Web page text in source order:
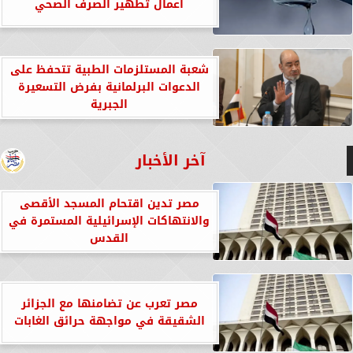
أعمال تطهير الصرف الصحي
شعبة المستلزمات الطبية تتحفظ على
الدعوات البرلمانية بفرض التسعيرة
الجبرية
آخر الأخبار
مصر تدين اقتحام المسجد الأقصى
والانتهاكات الإسرائيلية المستمرة في
القدس
مصر تعرب عن تضامنها مع الجزائر
الشقيقة في مواجهة حرائق الغابات